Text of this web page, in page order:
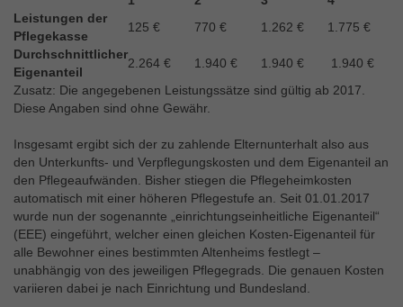
Leistungen der
Pflegekasse
125 € 770 € 1.262 € 1.775 €
Durchschnittlicher
Eigenanteil
2.264 € 1.940 € 1.940 € 1.940 €
Zusatz: Die angegebenen Leistungssätze sind gültig ab 2017.
Diese Angaben sind ohne Gewähr.
Insgesamt ergibt sich der zu zahlende Elternunterhalt also aus
den Unterkunfts- und Verpflegungskosten und dem Eigenanteil an
den Pflegeaufwänden. Bisher stiegen die Pflegeheimkosten
automatisch mit einer höheren Pflegestufe an. Seit 01.01.2017
wurde nun der sogenannte „einrichtungseinheitliche Eigenanteil“
(EEE) eingeführt, welcher einen gleichen Kosten-Eigenanteil für
alle Bewohner eines bestimmten Altenheims festlegt –
unabhängig von des jeweiligen Pflegegrads. Die genauen Kosten
variieren dabei je nach Einrichtung und Bundesland.
Externe Inhalte
Wir verwenden auf unserer Website externe Inhalte, um
Ihnen zusätzliche Informationen anzubieten.